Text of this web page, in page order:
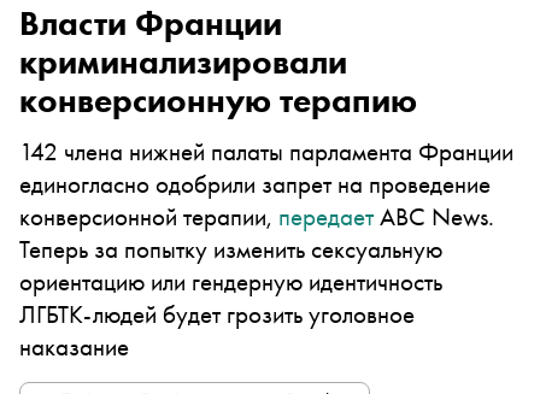
Власти Франции
криминализировали
конверсионную терапию
142 члена нижней палаты парламента Франции
единогласно одобрили запрет на проведение
конверсионной терапии, передаетABC News.
Теперь за попытку изменить сексуальную
ориентацию или гендерную идентичность
ЛГБТК-людей будет грозить уголовное
наказание